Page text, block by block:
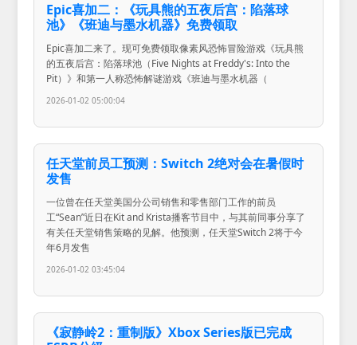
Epic喜加二：《玩具熊的五夜后宫：陷落球
池》《班迪与墨水机器》免费领取
Epic喜加二来了。现可免费领取像素风恐怖冒险游戏《玩具熊
的五夜后宫：陷落球池（Five Nights at Freddy's: Into the
Pit）》和第一人称恐怖解谜游戏《班迪与墨水机器（
2026-01-02 05:00:04
任天堂前员工预测：Switch 2绝对会在暑假时
发售
一位曾在任天堂美国分公司销售和零售部门工作的前员
工“Sean”近日在Kit and Krista播客节目中，与其前同事分享了
有关任天堂销售策略的见解。他预测，任天堂Switch 2将于今
年6月发售
2026-01-02 03:45:04
《寂静岭2：重制版》Xbox Series版已完成